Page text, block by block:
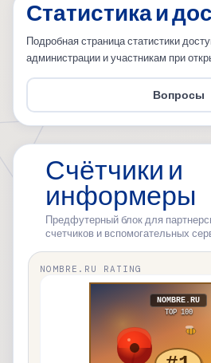
Статистика и
Подробная страница статистики
администрации и участникам при
Вопросы
Счётчики и
информеры
Предфутерный блок для
счетчиков и вспомогательных
NOMBRE.RU RATING